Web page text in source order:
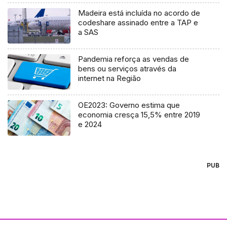
Madeira está incluída no acordo de
codeshare assinado entre a TAP e
a SAS
Pandemia reforça as vendas de
bens ou serviços através da
internet na Região
OE2023: Governo estima que
economia cresça 15,5% entre 2019
e 2024
PUB